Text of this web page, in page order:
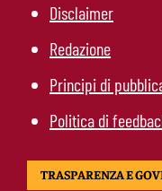
Disclaimer
Redazione
Principi di
Politica di
TRASPARENZA E